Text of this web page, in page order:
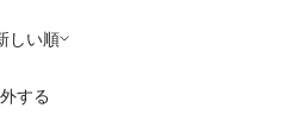
しい順
する